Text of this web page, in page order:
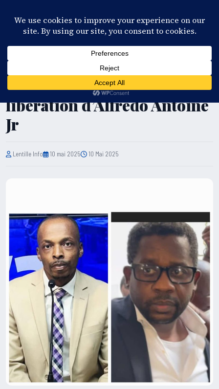
Ricardo Fleuridor fustige la
libération d’Alfredo Antoine
Jr
Lentille Info 10 mai 2025 10 Mai 2025